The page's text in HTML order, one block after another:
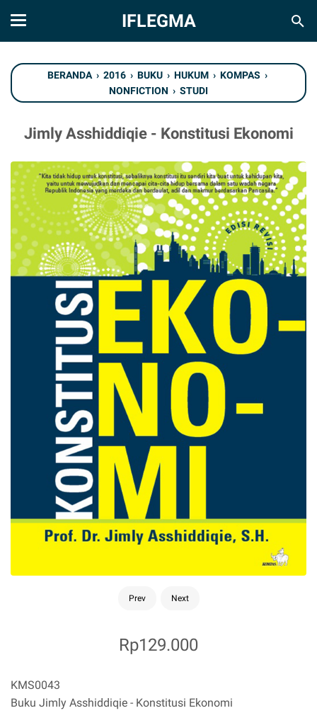
IFLEGMA
BERANDA › 2016 › BUKU › HUKUM › KOMPAS ›
NONFICTION › STUDI
Jimly Asshiddiqie - Konstitusi Ekonomi
Prev Next
Rp129.000
KMS0043
Buku Jimly Asshiddiqie - Konstitusi Ekonomi